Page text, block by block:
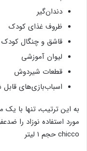
دندان‌گیر
ظروف غذای کودک
قاشق و چنگال کودک
لیوان آموزشی
قطعات شیردوش
اسباب‌بازی‌های
به این ترتیب، تنها با
مورد استفاده نوزاد را
chicco حجم ۱ لیتر